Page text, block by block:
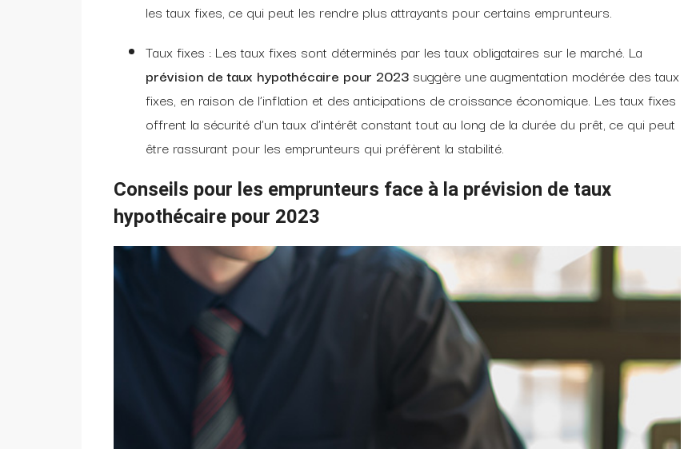
les taux fixes, ce qui peut les rendre plus attrayants pour certains emprunteurs.
Taux fixes : Les taux fixes sont déterminés par les taux obligataires sur le marché. La
prévision de taux hypothécaire pour 2023 suggère une augmentation modérée des taux
fixes, en raison de l’inflation et des anticipations de croissance économique. Les taux fixes
offrent la sécurité d’un taux d’intérêt constant tout au long de la durée du prêt, ce qui peut
être rassurant pour les emprunteurs qui préfèrent la stabilité.
Conseils pour les emprunteurs face à la prévision de taux
hypothécaire pour 2023